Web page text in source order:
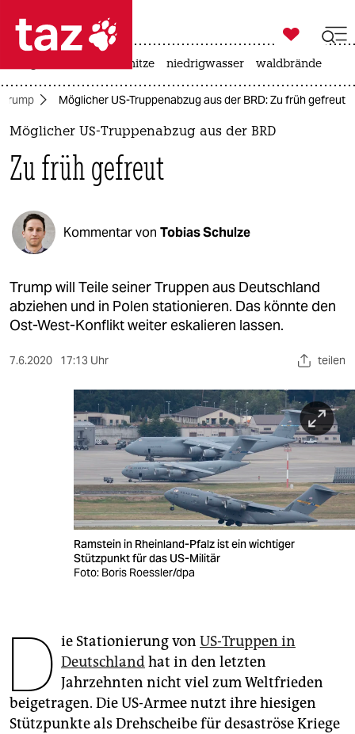
 taz zahl ich
taz zahl ich
themen
politik
öko
gesellschaft
kultur
sport
berlin
wahrheit
veranstaltungen
genossenschaft
epaper login

taz zahl ich
hitze niedrigwasser waldbrände
Möglicher US-Truppenabzug aus der BRD: Zu früh gefreut
Möglicher US-Truppenabzug aus der BRD
Zu früh gefreut
Kommentar von Tobias Schulze
Trump will Teile seiner Truppen aus Deutschland
abziehen und in Polen stationieren. Das könnte den
Ost-West-Konflikt weiter eskalieren lassen.
7.6.2020 17:13 Uhr teilen
Ramstein in Rheinland-Pfalz ist ein wichtiger
Stützpunkt für das US-Militär
Foto: Boris Roessler/dpa
D ie Stationierung von US-Truppen in
Deutschlandhat in den letzten
Jahrzehnten nicht viel zum Weltfrieden
beigetragen. Die US-Armee nutzt ihre hiesigen
Stützpunkte als Drehscheibe für desaströse Kriege